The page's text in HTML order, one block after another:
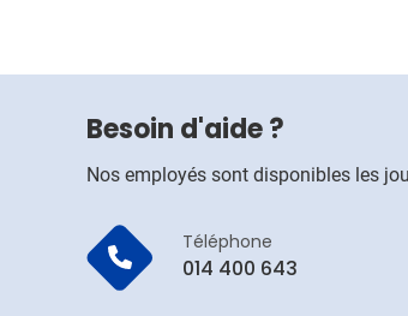
Besoin d'aide ?
Nos employés sont disponibles les
Téléphone
014 400 643